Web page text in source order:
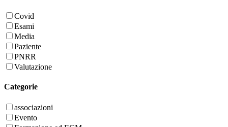
Covid
Esami
Media
Paziente
PNRR
Valutazione
Categorie
associazioni
Evento